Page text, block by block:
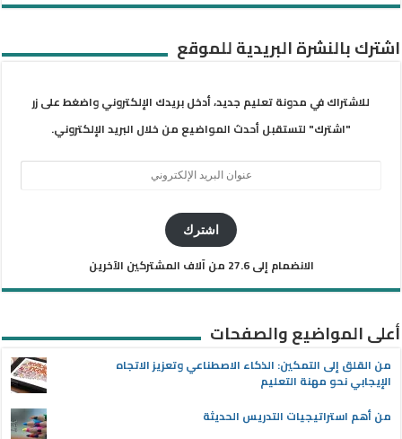
اشترك بالنشرة البريدية للموقع
للاشتراك في مدونة تعليم جديد، أدخل بريدك الإلكتروني واضغط على زر
"اشترك" لتستقبل أحدث المواضيع من خلال البريد الإلكتروني.
اشترك
الانضمام إلى 27.6 من آلاف المشتركين الآخرين
أعلى المواضيع والصفحات
من القلق إلى التمكين: الذكاء الاصطناعي وتعزيز الاتجاه
الإيجابي نحو مهنة التعليم
من أهم استراتيجيات التدريس الحديثة